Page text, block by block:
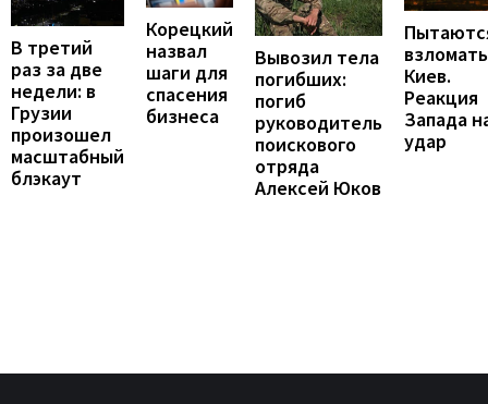
В третий
раз за две
недели: в
Грузии
произошел
масштабный
блэкаут
Корецкий
назвал
шаги для
спасения
бизнеса
Вывозил тела
погибших:
погиб
руководитель
поискового
отряда
Алексей Юков
взломать
Киев.
Реакция
Запада
удар